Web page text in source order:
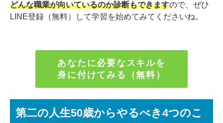
どんな職業が向いているのか診断もできますので、ぜひ
LINE登録（無料）して学習を始めてみてくださいね。
あなたに必要なスキルを
身に付けてみる（無料）
第二の人生50歳からやるべき4つのこ